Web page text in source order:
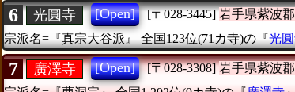
6 光圓寺 [Open] [〒028-3445] 岩手県紫波
宗派名=『真宗大谷派』
全国123位(71カ寺)の『光
7 廣澤寺 [Open] [〒028-3308] 岩手県紫波